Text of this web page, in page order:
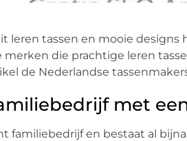
leren tassen en mooie
merken die prachtige leren
de Nederlandse
met
familiebedrijf en bestaat al